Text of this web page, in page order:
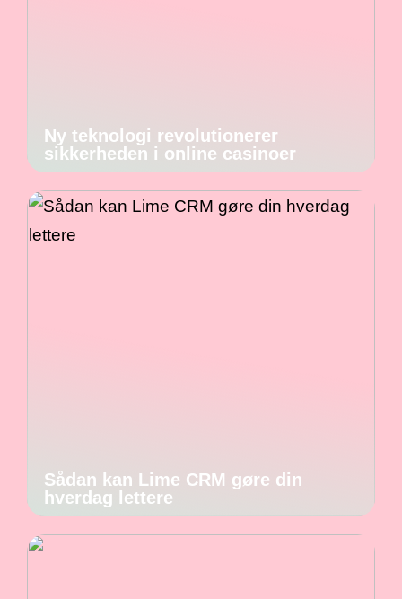
Ny teknologi revolutionerer
sikkerheden i online casinoer
Sådan kan Lime CRM gøre din
hverdag lettere